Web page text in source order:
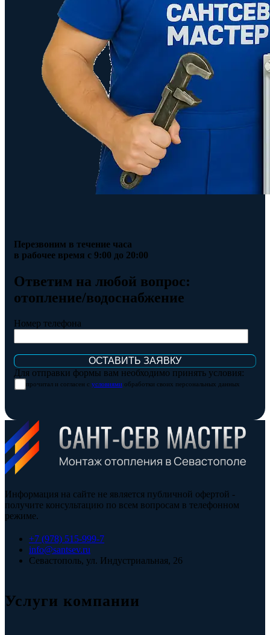
Перезвоним в течение часа
в рабочее время с 9:00 до 20:00
Ответим на любой вопрос:
отопление/водоснабжение
Номер телефона
Для отправки формы вам необходимо принять условия:
прочитал и согласен с условиями обработки своих персональных данных
Информация на сайте не является публичной офертой -
получите консультацию по всем вопросам в телефонном
режиме.
+7 (978) 515-999-7
info@santsev.ru
Севастополь, ул. Индустриальная, 26
Услуги компании